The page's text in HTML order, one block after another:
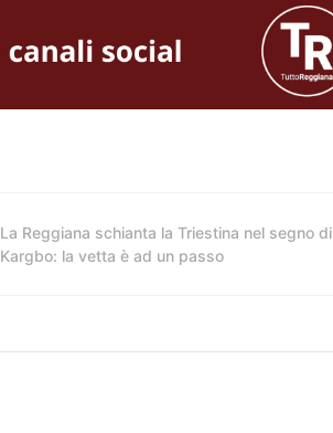
La Reggiana schianta la Triestina nel segno di
Kargbo: la vetta è ad un passo